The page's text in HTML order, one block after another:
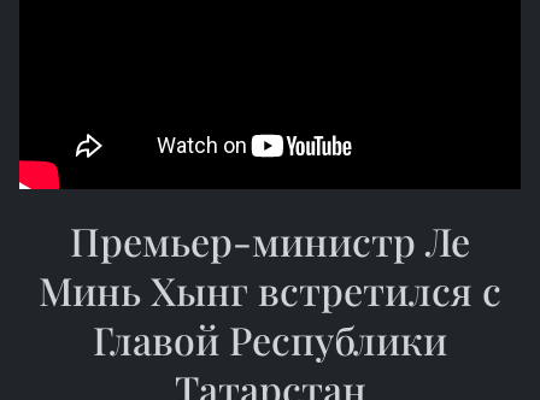
Премьер-министр Ле
Минь Хынг встретился с
Главой Республики
Татарстан